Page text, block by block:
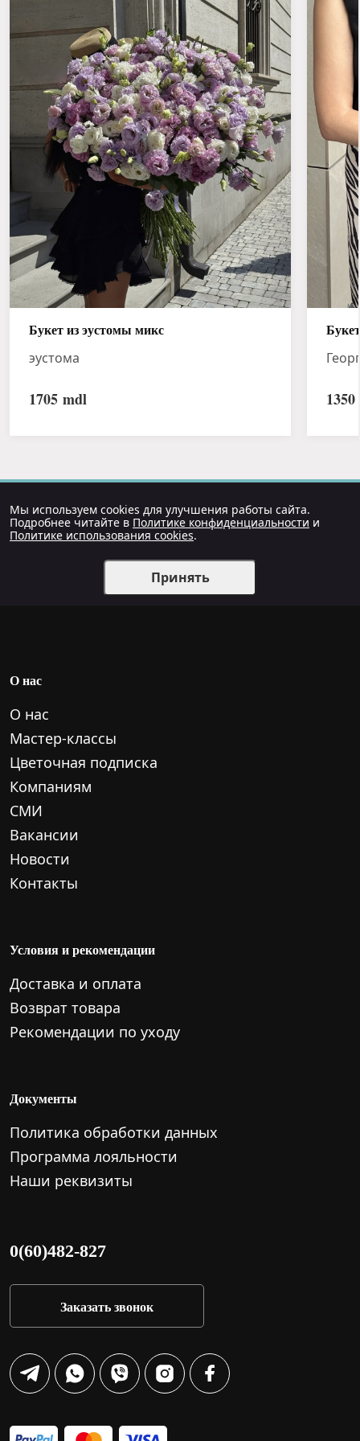
Букет из эустомы микс
эустома
1705 mdl 1350
Мы используем cookies для улучшения работы сайта.
Подробнее читайте в Политике конфиденциальности и
Политике использования cookies.
Принять
О нас
О нас
Мастер-классы
Цветочная подписка
Компаниям
СМИ
Вакансии
Новости
Контакты
Условия и рекомендации
Доставка и оплата
Возврат товара
Рекомендации по уходу
Документы
Политика обработки данных
Программа лояльности
Наши реквизиты
0(60)482-827
Заказать звонок